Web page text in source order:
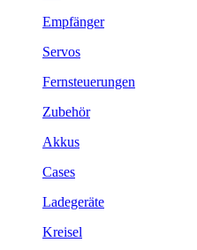
Empfänger
Servos
Fernsteuerungen
Zubehör
Akkus
Cases
Ladegeräte
Kreisel